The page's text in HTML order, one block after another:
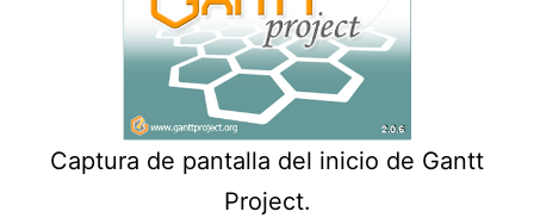
Captura de pantalla del inicio de Gantt
Project.